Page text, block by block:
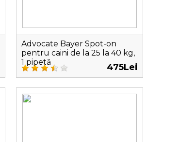
Advocate Bayer Spot-on
pentru caini de la 25 la 40 kg,
1 pipetă
475Lei